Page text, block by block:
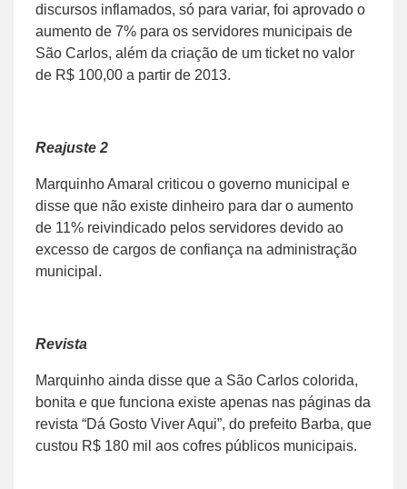
discursos inflamados, só para variar, foi aprovado o
aumento de 7% para os servidores municipais de
São Carlos, além da criação de um ticket no valor
de R$ 100,00 a partir de 2013.
Reajuste 2
Marquinho Amaral criticou o governo municipal e
disse que não existe dinheiro para dar o aumento
de 11% reivindicado pelos servidores devido ao
excesso de cargos de confiança na administração
municipal.
Revista
Marquinho ainda disse que a São Carlos colorida,
bonita e que funciona existe apenas nas páginas da
revista “Dá Gosto Viver Aqui”, do prefeito Barba, que
custou R$ 180 mil aos cofres públicos municipais.